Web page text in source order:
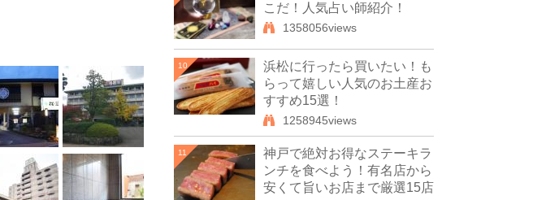
こだ！人気占い師紹介！
1358056views
10
浜松に行ったら買いたい！も
らって嬉しい人気のお土産お
すすめ15選！
1258945views
11
神戸で絶対お得なステーキラ
ンチを食べよう！有名店から
安くて旨いお店まで厳選15店